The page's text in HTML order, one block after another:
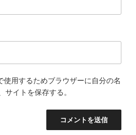
使用するためブラウザーに自分の名
サイトを保存する。